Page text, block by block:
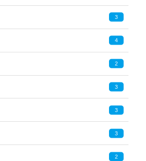
3
4
2
3
3
3
2